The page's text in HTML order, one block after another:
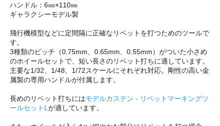
ハンドル：6㎜×110㎜
ギャラクシーモデル製
飛行機模型などに定間隔に正確なリベットを打つためのツールで
す。
3種類のピッチ（0.75mm、0.65mm、0.55mm）がついた小さめ
のホイールセットで、短い長さのリベット打ちに適しています。
主要な1/32、1/48、1/72スケールにそれぞれ対応。剛性の高い金
属製の専用ハンドルが付属します。
長めのリベット打ちにはモデルカステン - リベットマーキングツ
ールセットL が適しています。